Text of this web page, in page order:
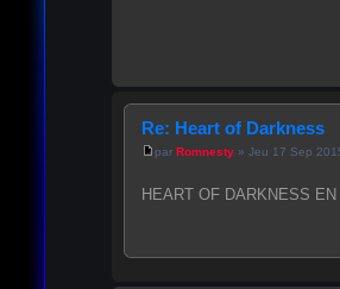
Re: Heart of Darkness
par Romnesty» Jeu 17 Sep
HEART OF DARKNESS